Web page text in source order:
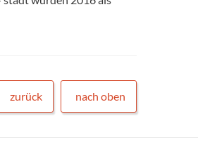
zurück nach oben